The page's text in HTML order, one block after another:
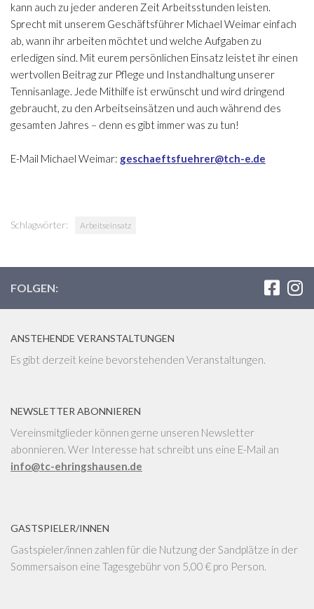
kann auch zu jeder anderen Zeit Arbeitsstunden leisten.
Sprecht mit unserem Geschäftsführer Michael Weimar einfach
ab, wann ihr arbeiten möchtet und welche Aufgaben zu
erledigen sind. Mit eurem persönlichen Einsatz leistet ihr einen
wertvollen Beitrag zur Pflege und Instandhaltung unserer
Tennisanlage. Jede Mithilfe ist erwünscht und wird dringend
gebraucht, zu den Arbeitseinsätzen und auch während des
gesamten Jahres – denn es gibt immer was zu tun!
E-Mail Michael Weimar: geschaeftsfuehrer@tch-e.de
Schlagwörter: Arbeitseinsatz
FOLGEN:
ANSTEHENDE VERANSTALTUNGEN
Es gibt derzeit keine bevorstehenden Veranstaltungen.
NEWSLETTER ABONNIEREN
Vereinsmitglieder können gerne unseren Newsletter
abonnieren. Wer Interesse hat schreibt uns eine E-Mail an
info@tc-ehringshausen.de
GASTSPIELER/INNEN
Gastspieler/innen zahlen für die Nutzung der Sandplätze in der
Sommersaison eine Tagesgebühr von 5,00 € pro Person.